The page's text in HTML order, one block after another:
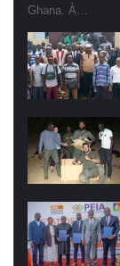
Ghana. À…